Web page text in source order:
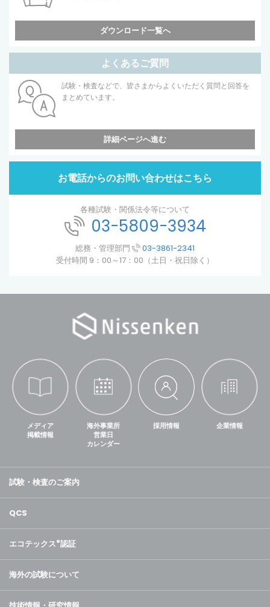
ダウンロード一覧へ
よくあるご質問
試験・検査などで、皆さまからよくいただく質問と回答を
まとめています。
詳細ページへ進む
お電話からのお問い合わせはこちら
各種試験・関係法令等について
03-5809-3934
総務・管理部門
03-3861-2341
受付時間 9：00～17：00（土日・祝日除く）
メディア
掲載情報
海外事業所
営業日
カレンダー
採用情報 企業情報
試験・検査のご案内
QCS
エコテックス®認証
海外の試験について